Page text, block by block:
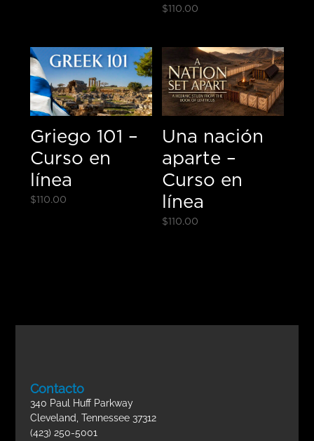
$110.00
Griego 101 –
Curso en
línea
$110.00
Una nación
aparte –
Curso en
línea
$110.00
Contacto
340 Paul Huff Parkway
Cleveland, Tennessee 37312
(423) 250-5001